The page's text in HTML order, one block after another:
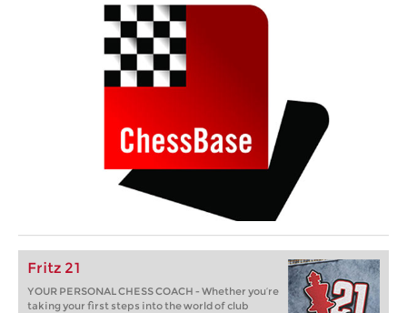
Fritz 21
YOUR PERSONAL CHESS COACH - Whether you’re
taking your first steps into the world of club